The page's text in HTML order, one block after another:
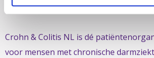
NL 26 RABO 0124 1235 03
Crohn & Colitis NL is dé
voor mensen met chronische